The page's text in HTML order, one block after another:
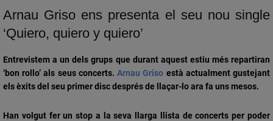
Arnau Griso ens presenta el seu nou single
‘Quiero, quiero y quiero’
Entrevistem a un dels grups que durant aquest estiu més repartiran
‘bon rollo’ als seus concerts. Arnau Griso està actualment gustejant
els èxits del seu primer disc després de llaçar-lo ara fa uns mesos.
Han volgut fer un stop a la seva llarga llista de concerts per poder